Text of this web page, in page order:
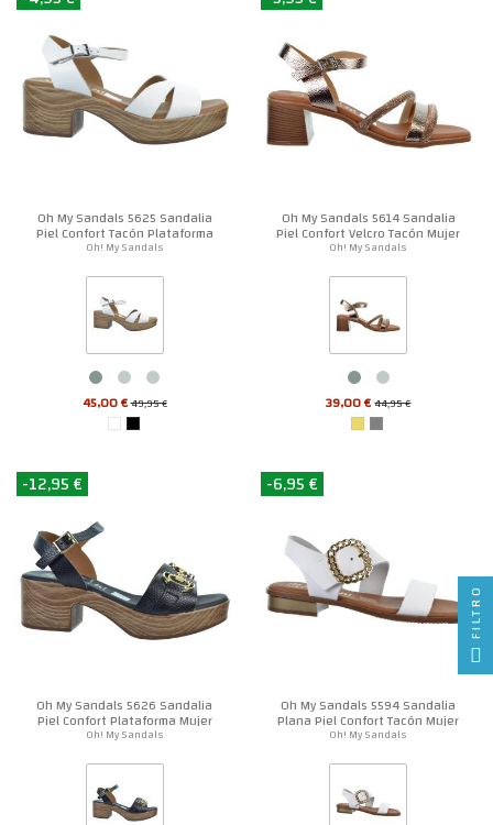
Oh My Sandals 5625 Sandalia
Piel Confort Tacón Plataforma
Mujer
Oh! My Sandals
45,00 €49,95 €
Oh My Sandals 5614 Sandalia
Piel Confort Velcro Tacón Mujer
Oh! My Sandals
39,00 €44,95 €
-12,95 €
Oh My Sandals 5626 Sandalia
Piel Confort Plataforma Mujer
Oh! My Sandals
-6,95 €
Oh My Sandals 5594 Sandalia
Plana Piel Confort Tacón Mujer
Oh! My Sandals
FILTRO